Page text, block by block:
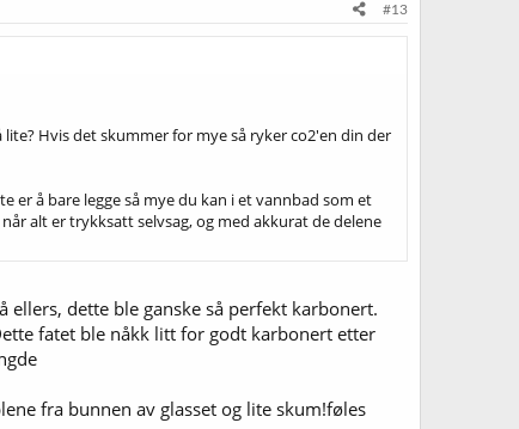
#13
Hvis det skummer for mye så ryker co2'en din der
er å bare legge så mye du kan i et vannbad som et
alt er trykksatt selvsag, og med akkurat de delene
ellers, dette ble ganske så perfekt karbonert.
fatet ble nåkk litt for godt karbonert etter
fra bunnen av glasset og lite skum!føles